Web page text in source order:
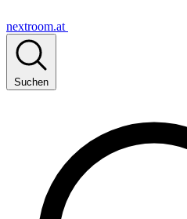
nextroom.at
Suchen